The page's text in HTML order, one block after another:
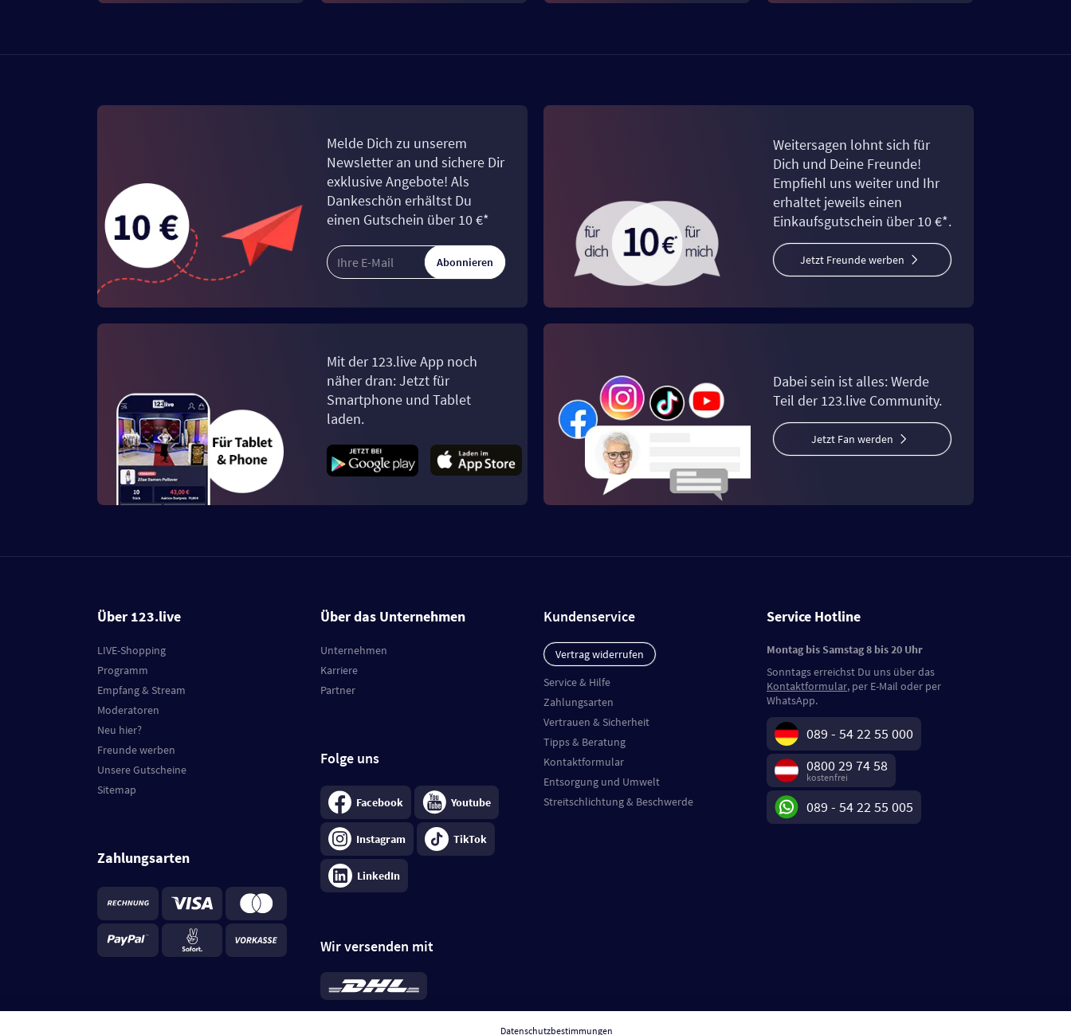
Melde Dich zu unserem
Newsletter an und sichere Dir
exklusive Angebote! Als
Dankeschön erhältst Du
einen Gutschein über 10 €*
Abonnieren
Weitersagen lohnt sich für
Dich und Deine Freunde!
Empfiehl uns weiter und Ihr
erhaltet jeweils einen
Einkaufsgutschein über 10 €*.
Jetzt Freunde werben
Mit der 123.live App noch
näher dran: Jetzt für
Smartphone und Tablet
laden.
Dabei sein ist alles: Werde
Teil der 123.live Community.
Jetzt Fan werden
Über 123.live
LIVE-Shopping
Programm
Empfang & Stream
Moderatoren
Neu hier?
Freunde werben
Unsere Gutscheine
Sitemap
Zahlungsarten
Über das Unternehmen
Unternehmen
Karriere
Partner
Folge uns
Facebook Youtube
Instagram TikTok
LinkedIn
Wir versenden mit
*Standard 6,95 €; bei Kühlware zzgl. 0,99 €
je Bestellung, insgesamt 7,94 €. Lieferzeit3-
Kundenservice
Vertrag widerrufen
Service & Hilfe
Zahlungsarten
Vertrauen & Sicherheit
Tipps & Beratung
Kontaktformular
Entsorgung und Umwelt
Streitschlichtung & Beschwerde
Service Hotline
Montag bis Samstag 8 bis 20 Uhr
Sonntags erreichst Du uns über das
Kontaktformular, per E-Mail oder per
WhatsApp.
089 - 54 22 55 000
0800 29 74 58
kostenfrei
089 - 54 22 55 005
Datenschutzbestimmungen